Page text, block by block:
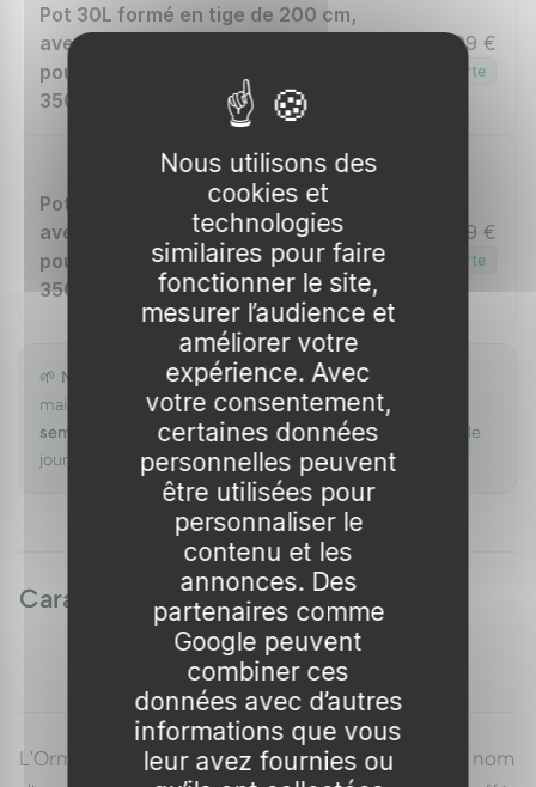
Pot 30L formé en tige de 200 cm,
avec une force de 12 à 14 cm,
pour une hauteur totale de 300 à
350 cm (hors pot)
235,99 €
Livraison offerte
Pot 30L formé en tige de 200 cm,
avec une force de 14 à 16 cm,
pour une hauteur totale de 300 à
350 cm (hors pot)
253,99 €
Livraison offerte
🌱 Nos stocks évoluent vite.Réservez votre plante dès
maintenant : au paiement, vous pourrezchoisir votre
semaine de livraison(jusqu'à ~1 mois) — nous estimons le
jour exact selon nos pépinières partenaires.
Caractéristiques
L'Orme pleureur 'Glabra Pendula', connu sous le nom
Nous utilisons des
cookies et
technologies
similaires pour faire
fonctionner le site,
mesurer l’audience et
améliorer votre
expérience. Avec
votre consentement,
certaines données
personnelles peuvent
être utilisées pour
personnaliser le
contenu et les
annonces. Des
partenaires comme
Google peuvent
combiner ces
données avec d’autres
informations que vous
leur avez fournies ou